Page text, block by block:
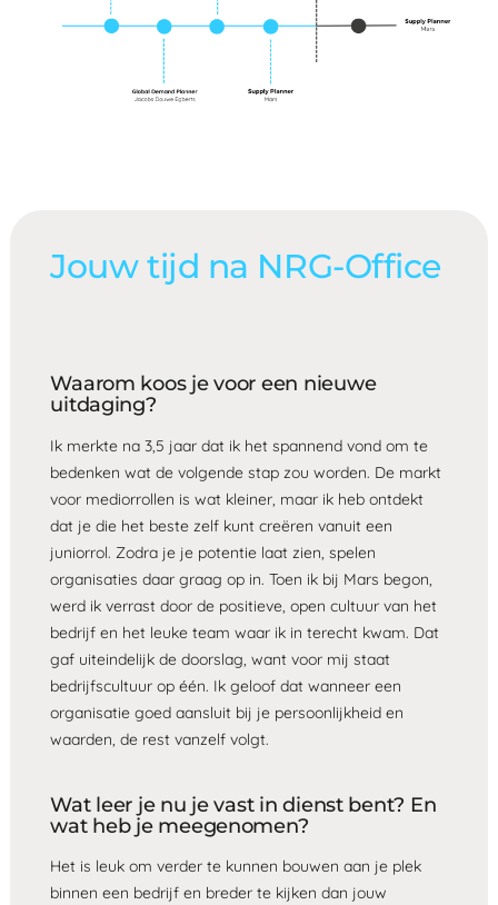
Jouw tijd na NRG-Office
Waarom koos je voor een nieuwe
uitdaging?
Ik merkte na 3,5 jaar dat ik het spannend vond om te
bedenken wat de volgende stap zou worden. De markt
voor mediorrollen is wat kleiner, maar ik heb ontdekt
dat je die het beste zelf kunt creëren vanuit een
juniorrol. Zodra je je potentie laat zien, spelen
organisaties daar graag op in. Toen ik bij Mars begon,
werd ik verrast door de positieve, open cultuur van het
bedrijf en het leuke team waar ik in terecht kwam. Dat
gaf uiteindelijk de doorslag, want voor mij staat
bedrijfscultuur op één. Ik geloof dat wanneer een
organisatie goed aansluit bij je persoonlijkheid en
waarden, de rest vanzelf volgt.
Wat leer je nu je vast in dienst bent? En
wat heb je meegenomen?
Het is leuk om verder te kunnen bouwen aan je plek
binnen een bedrijf en breder te kijken dan jouw